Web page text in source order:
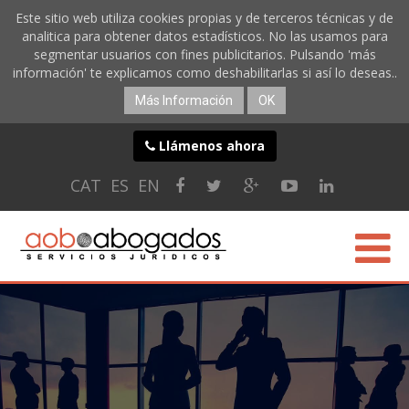
Este sitio web utiliza cookies propias y de terceros técnicas y de
analitica para obtener datos estadísticos. No las usamos para
segmentar usuarios con fines publicitarios. Pulsando 'más
información' te explicamos como deshabilitarlas si así lo deseas..
Más Información OK
Llámenos ahora
CAT ES EN
CONÓCENOS
SERVICIOS ONLINE